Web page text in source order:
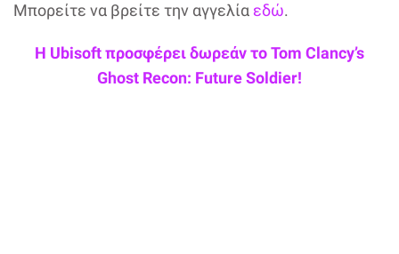
Μπορείτε να βρείτε την αγγελία εδώ.
Η Ubisoft προσφέρει δωρεάν το Tom Clancy’s
Ghost Recon: Future Soldier!